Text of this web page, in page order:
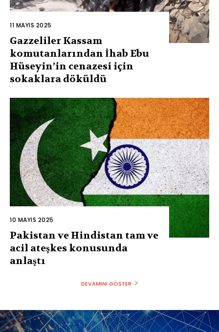
11 MAYIS 2025
Gazzeliler Kassam
komutanlarından İhab Ebu
Hüseyin’in cenazesi için
sokaklara döküldü
10 MAYIS 2025
Pakistan ve Hindistan tam ve
acil ateşkes konusunda
anlaştı
DEVAMINI GÖSTER